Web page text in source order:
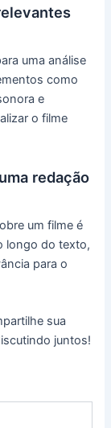
uma análise
como
e
o filme
redação
um filme é
longo do texto,
para o
sua
juntos!